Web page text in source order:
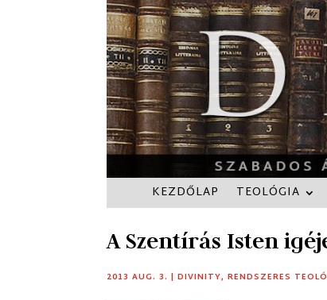
KEZDŐLAP TEOLÓGIA
A Szentírás Isten
2013 AUG. 3. |DIVINITY,RENDSZERES